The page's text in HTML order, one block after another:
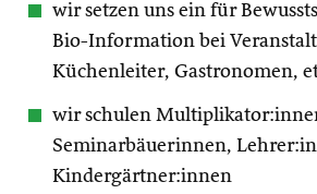
wir setzen uns ein für
Bio-Information bei
Küchenleiter, Gastronomen,
wir schulen
Seminarbäuerinnen,
Kindergärtner:innen